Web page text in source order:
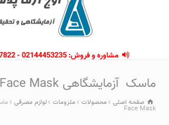
ماسک آزمایشگاهی Laboratory Face Mask
صفحه اصلی محصولات ملزومات لوازم مصرفی
Face Mask